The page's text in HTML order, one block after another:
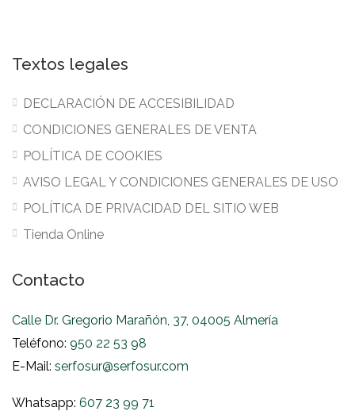
Textos legales
DECLARACIÓN DE ACCESIBILIDAD
CONDICIONES GENERALES DE VENTA
POLÍTICA DE COOKIES
AVISO LEGAL Y CONDICIONES GENERALES DE USO
POLÍTICA DE PRIVACIDAD DEL SITIO WEB
Tienda Online
Contacto
Calle Dr. Gregorio Marañón, 37, 04005 Almería
Teléfono: 950 22 53 98
E-Mail: serfosur@serfosur.com
Whatsapp: 607 23 99 71